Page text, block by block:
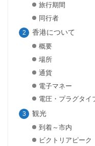
旅行期間
同行者
香港について
概要
場所
通貨
電子マネー
電圧・プラグタイ
観光
到着～市内
ビクトリアピーク